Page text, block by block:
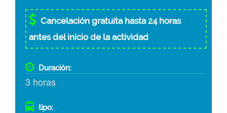
Cancelación gratuita hasta 24 horas
antes del inicio de la actividad
Duración:
3 horas
tipo: